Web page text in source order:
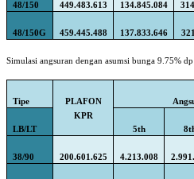
48/150 449.483.613 134.845.084
48/150G 459.445.488 137.833.646
Simulasi angsuran dengan asumsi bunga 9.75%
Tipe
PLAFON
KPR
LB/LT 5th
38/90 200.601.625 4.213.008